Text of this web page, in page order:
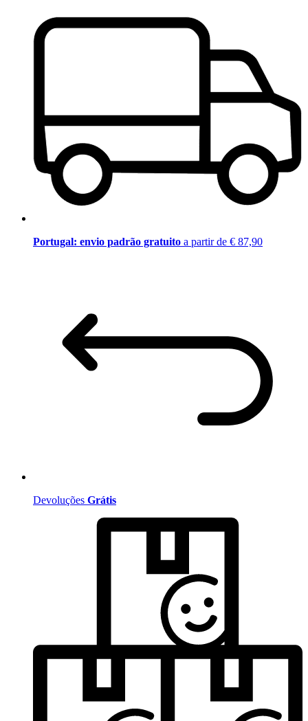
Portugal: envio padrão gratuito a partir de € 87,90
Devoluções Grátis